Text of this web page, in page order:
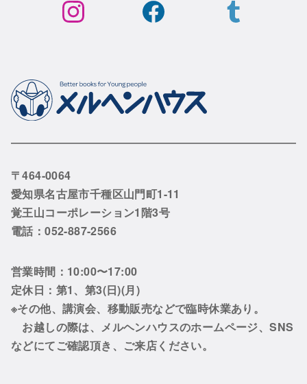
〒464-0064
愛知県名古屋市千種区山門町1-11
覚王山コーポレーション1階3号
電話：052-887-2566
営業時間：10:00〜17:00
定休日：第1、第3(日)(月)
※その他、講演会、移動販売などで臨時休業あり。
お越しの際は、メルヘンハウスのホームページ、SNS
などにてご確認頂き、ご来店ください。